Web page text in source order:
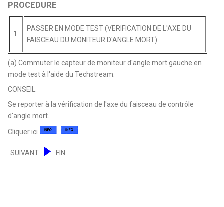
PROCEDURE
1.
PASSER EN MODE TEST (VERIFICATION DE L'AXE DU
FAISCEAU DU MONITEUR D'ANGLE MORT)
(a) Commuter le capteur de moniteur d'angle mort gauche en
mode test à l'aide du Techstream.
CONSEIL:
Se reporter à la vérification de l'axe du faisceau de contrôle
d'angle mort.
Cliquer ici
SUIVANT FIN